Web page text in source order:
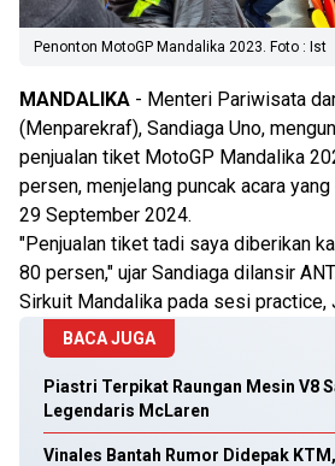
Penonton MotoGP Mandalika 2023. Foto : Ist
MANDALIKA - Menteri Pariwisata
(Menparekraf), Sandiaga Uno,
penjualan tiket MotoGP Mandalika
persen, menjelang puncak acara
29 September 2024.
"Penjualan tiket tadi saya diberikan
80 persen," ujar Sandiaga dilansir
Sirkuit Mandalika pada sesi practice,
BACA JUGA
Piastri Terpikat Raungan Mesin V8
Legendaris McLaren
Vinales Bantah Rumor Didepak